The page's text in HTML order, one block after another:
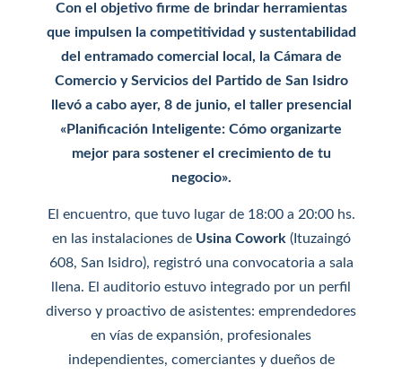
Con el objetivo firme de brindar herramientas
que impulsen la competitividad y sustentabilidad
del entramado comercial local, la Cámara de
Comercio y Servicios del Partido de San Isidro
llevó a cabo ayer, 8 de junio, el taller presencial
«Planificación Inteligente: Cómo organizarte
mejor para sostener el crecimiento de tu
negocio».
El encuentro, que tuvo lugar de 18:00 a 20:00 hs.
en las instalaciones de Usina Cowork(Ituzaingó
608, San Isidro), registró una convocatoria a sala
llena. El auditorio estuvo integrado por un perfil
diverso y proactivo de asistentes: emprendedores
en vías de expansión, profesionales
independientes, comerciantes y dueños de